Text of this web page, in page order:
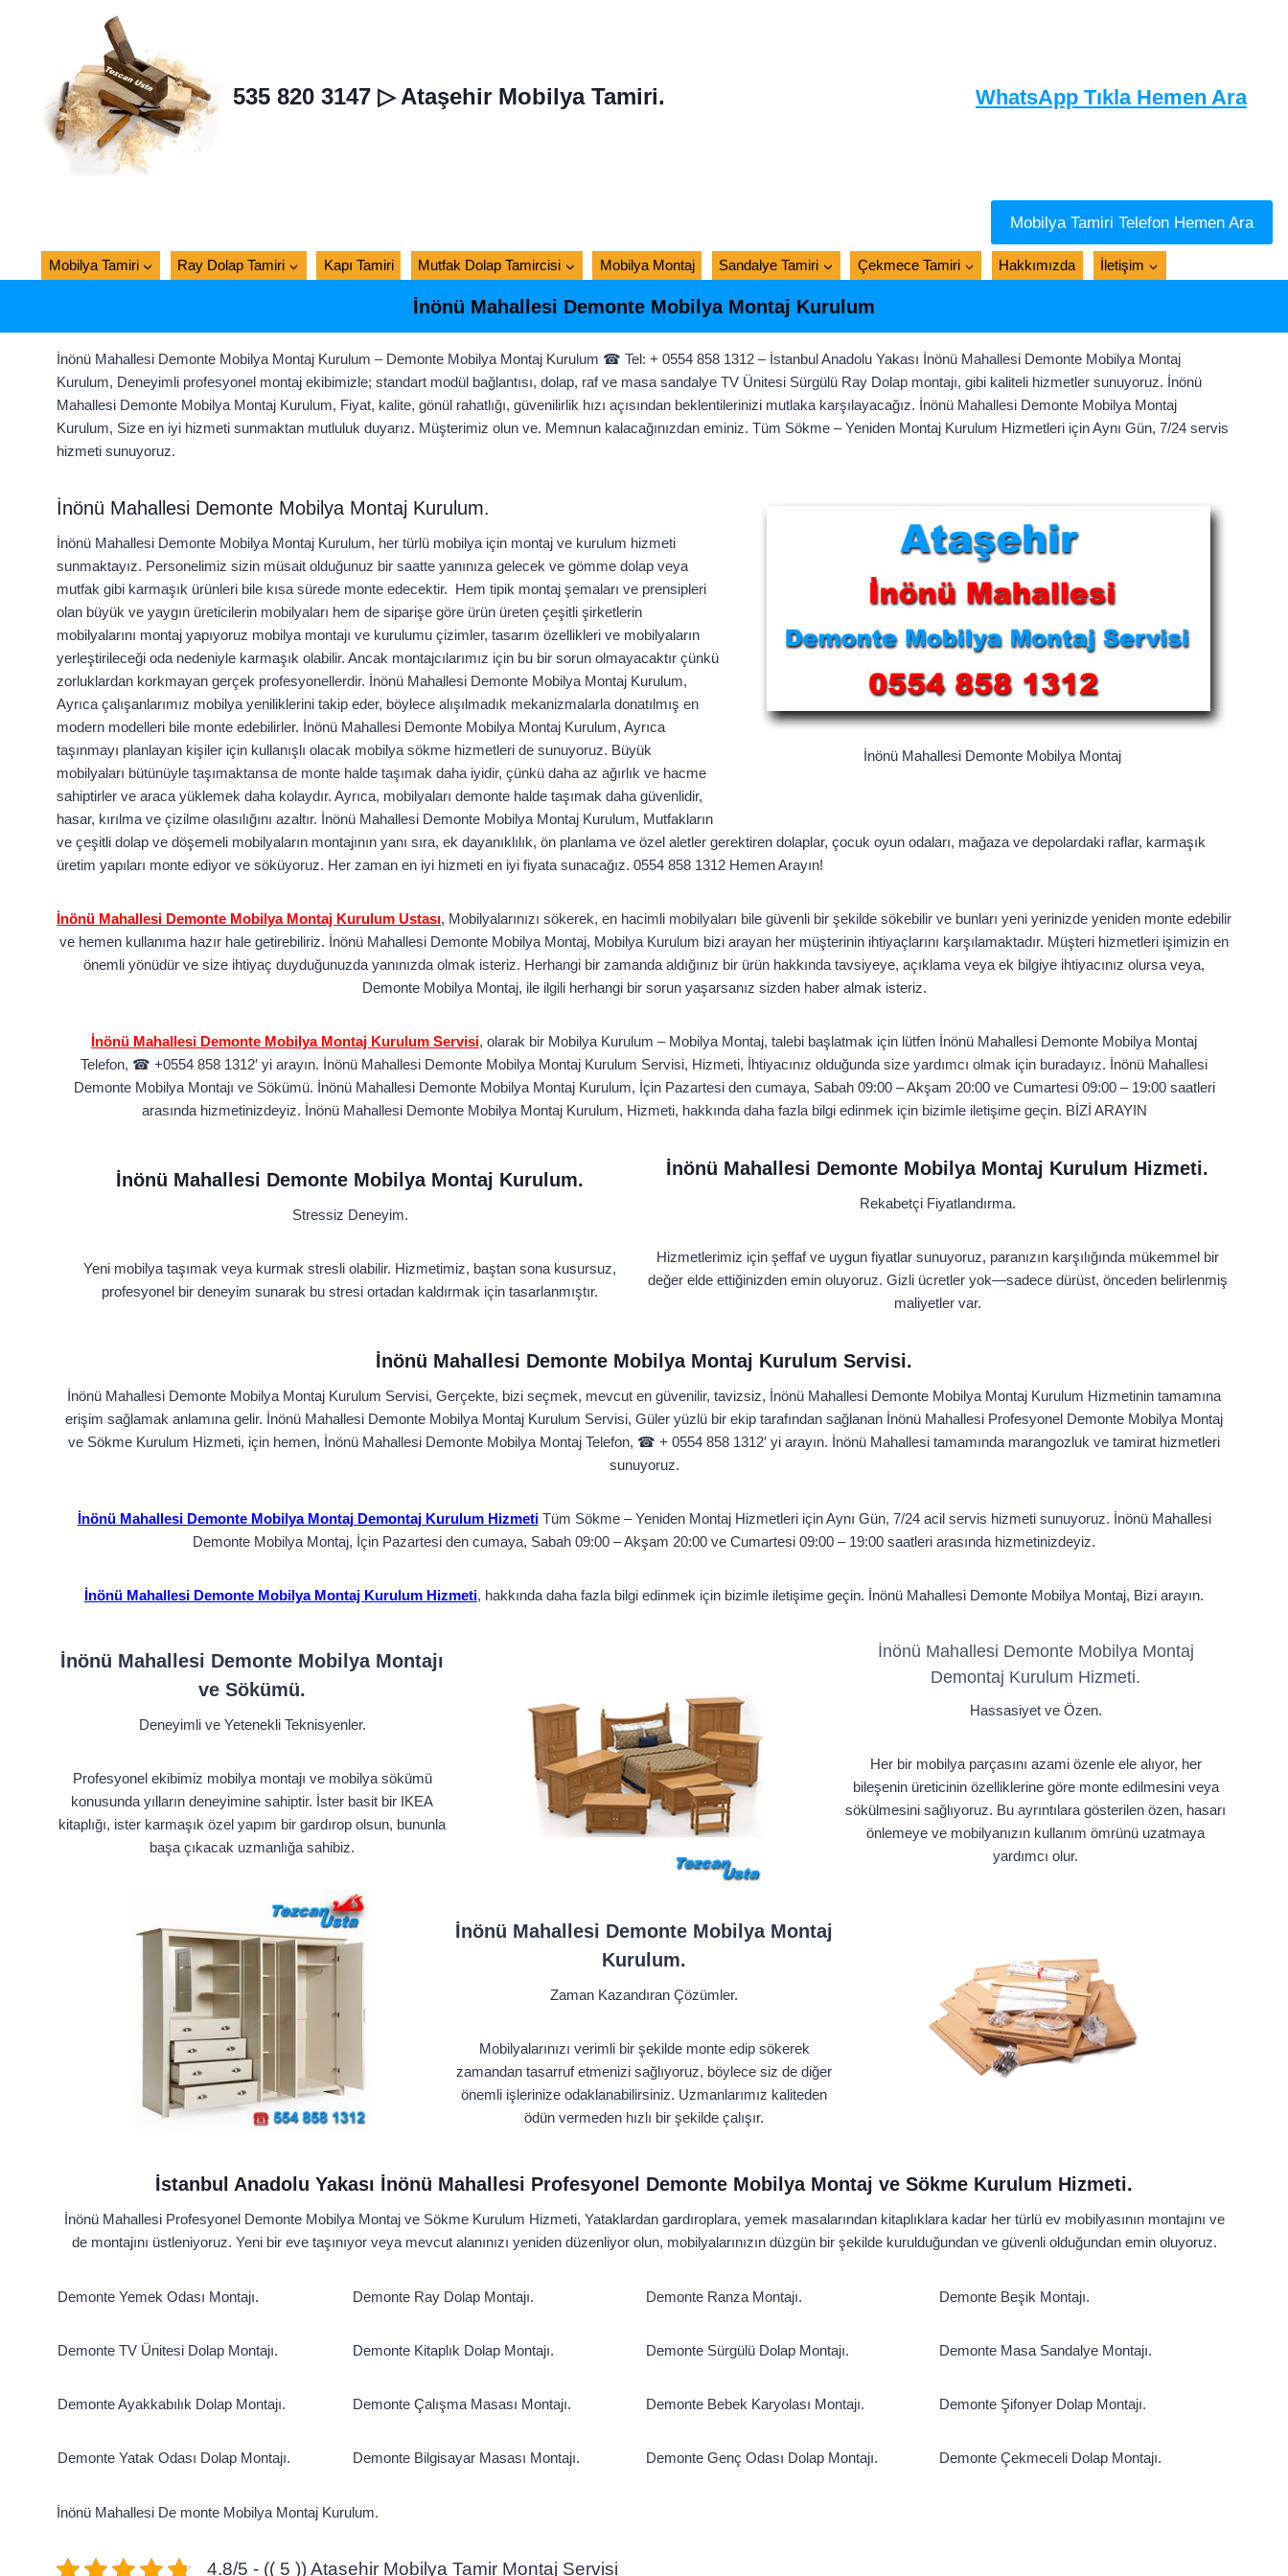
535 820 3147 ▷ Ataşehir Mobilya Tamiri. WhatsApp Tıkla Hemen Ara
Mobilya Tamiri Telefon Hemen Ara
Mobilya Tamiri Ray Dolap Tamiri Kapı Tamiri Mutfak Dolap Tamircisi Mobilya Montaj Sandalye Tamiri Çekmece Tamiri Hakkımızda İletişim
İnönü Mahallesi Demonte Mobilya Montaj Kurulum
İnönü Mahallesi Demonte Mobilya Montaj Kurulum – Demonte Mobilya Montaj Kurulum ☎ Tel: + 0554 858 1312 – İstanbul Anadolu Yakası İnönü Mahallesi Demonte Mobilya Montaj
Kurulum, Deneyimli profesyonel montaj ekibimizle; standart modül bağlantısı, dolap, raf ve masa sandalye TV Ünitesi Sürgülü Ray Dolap montajı, gibi kaliteli hizmetler sunuyoruz. İnönü
Mahallesi Demonte Mobilya Montaj Kurulum, Fiyat, kalite, gönül rahatlığı, güvenilirlik hızı açısından beklentilerinizi mutlaka karşılayacağız. İnönü Mahallesi Demonte Mobilya Montaj
Kurulum, Size en iyi hizmeti sunmaktan mutluluk duyarız. Müşterimiz olun ve. Memnun kalacağınızdan eminiz. Tüm Sökme – Yeniden Montaj Kurulum Hizmetleri için Aynı Gün, 7/24 servis
hizmeti sunuyoruz.
İnönü Mahallesi Demonte Mobilya Montaj
İnönü Mahallesi Demonte Mobilya Montaj Kurulum.
İnönü Mahallesi Demonte Mobilya Montaj Kurulum, her türlü mobilya için montaj ve kurulum hizmeti
sunmaktayız. Personelimiz sizin müsait olduğunuz bir saatte yanınıza gelecek ve gömme dolap veya
mutfak gibi karmaşık ürünleri bile kısa sürede monte edecektir. Hem tipik montaj şemaları ve prensipleri
olan büyük ve yaygın üreticilerin mobilyaları hem de siparişe göre ürün üreten çeşitli şirketlerin
mobilyalarını montaj yapıyoruz mobilya montajı ve kurulumu çizimler, tasarım özellikleri ve mobilyaların
yerleştirileceği oda nedeniyle karmaşık olabilir. Ancak montajcılarımız için bu bir sorun olmayacaktır çünkü
zorluklardan korkmayan gerçek profesyonellerdir. İnönü Mahallesi Demonte Mobilya Montaj Kurulum,
Ayrıca çalışanlarımız mobilya yeniliklerini takip eder, böylece alışılmadık mekanizmalarla donatılmış en
modern modelleri bile monte edebilirler. İnönü Mahallesi Demonte Mobilya Montaj Kurulum, Ayrıca
taşınmayı planlayan kişiler için kullanışlı olacak mobilya sökme hizmetleri de sunuyoruz. Büyük
mobilyaları bütünüyle taşımaktansa de monte halde taşımak daha iyidir, çünkü daha az ağırlık ve hacme
sahiptirler ve araca yüklemek daha kolaydır. Ayrıca, mobilyaları demonte halde taşımak daha güvenlidir,
hasar, kırılma ve çizilme olasılığını azaltır. İnönü Mahallesi Demonte Mobilya Montaj Kurulum, Mutfakların
ve çeşitli dolap ve döşemeli mobilyaların montajının yanı sıra, ek dayanıklılık, ön planlama ve özel aletler gerektiren dolaplar, çocuk oyun odaları, mağaza ve depolardaki raflar, karmaşık
üretim yapıları monte ediyor ve söküyoruz. Her zaman en iyi hizmeti en iyi fiyata sunacağız. 0554 858 1312 Hemen Arayın!
İnönü Mahallesi Demonte Mobilya Montaj Kurulum Ustası, Mobilyalarınızı sökerek, en hacimli mobilyaları bile güvenli bir şekilde sökebilir ve bunları yeni yerinizde yeniden monte edebilir
ve hemen kullanıma hazır hale getirebiliriz. İnönü Mahallesi Demonte Mobilya Montaj, Mobilya Kurulum bizi arayan her müşterinin ihtiyaçlarını karşılamaktadır. Müşteri hizmetleri işimizin en
önemli yönüdür ve size ihtiyaç duyduğunuzda yanınızda olmak isteriz. Herhangi bir zamanda aldığınız bir ürün hakkında tavsiyeye, açıklama veya ek bilgiye ihtiyacınız olursa veya,
Demonte Mobilya Montaj, ile ilgili herhangi bir sorun yaşarsanız sizden haber almak isteriz.
İnönü Mahallesi Demonte Mobilya Montaj Kurulum Servisi, olarak bir Mobilya Kurulum – Mobilya Montaj, talebi başlatmak için lütfen İnönü Mahallesi Demonte Mobilya Montaj
Telefon, ☎ +0554 858 1312′ yi arayın. İnönü Mahallesi Demonte Mobilya Montaj Kurulum Servisi, Hizmeti, İhtiyacınız olduğunda size yardımcı olmak için buradayız. İnönü Mahallesi
Demonte Mobilya Montajı ve Sökümü. İnönü Mahallesi Demonte Mobilya Montaj Kurulum, İçin Pazartesi den cumaya, Sabah 09:00 – Akşam 20:00 ve Cumartesi 09:00 – 19:00 saatleri
arasında hizmetinizdeyiz. İnönü Mahallesi Demonte Mobilya Montaj Kurulum, Hizmeti, hakkında daha fazla bilgi edinmek için bizimle iletişime geçin. BİZİ ARAYIN
İnönü Mahallesi Demonte Mobilya Montaj Kurulum.
Stressiz Deneyim.
Yeni mobilya taşımak veya kurmak stresli olabilir. Hizmetimiz, baştan sona kusursuz,
profesyonel bir deneyim sunarak bu stresi ortadan kaldırmak için tasarlanmıştır.
İnönü Mahallesi Demonte Mobilya Montaj Kurulum Hizmeti.
Rekabetçi Fiyatlandırma.
Hizmetlerimiz için şeffaf ve uygun fiyatlar sunuyoruz, paranızın karşılığında mükemmel bir
değer elde ettiğinizden emin oluyoruz. Gizli ücretler yok—sadece dürüst, önceden belirlenmiş
maliyetler var.
İnönü Mahallesi Demonte Mobilya Montaj Kurulum Servisi.
İnönü Mahallesi Demonte Mobilya Montaj Kurulum Servisi, Gerçekte, bizi seçmek, mevcut en güvenilir, tavizsiz, İnönü Mahallesi Demonte Mobilya Montaj Kurulum Hizmetinin tamamına
erişim sağlamak anlamına gelir. İnönü Mahallesi Demonte Mobilya Montaj Kurulum Servisi, Güler yüzlü bir ekip tarafından sağlanan İnönü Mahallesi Profesyonel Demonte Mobilya Montaj
ve Sökme Kurulum Hizmeti, için hemen, İnönü Mahallesi Demonte Mobilya Montaj Telefon, ☎ + 0554 858 1312′ yi arayın. İnönü Mahallesi tamamında marangozluk ve tamirat hizmetleri
sunuyoruz.
İnönü Mahallesi Demonte Mobilya Montaj Demontaj Kurulum HizmetiTüm Sökme – Yeniden Montaj Hizmetleri için Aynı Gün, 7/24 acil servis hizmeti sunuyoruz. İnönü Mahallesi
Demonte Mobilya Montaj, İçin Pazartesi den cumaya, Sabah 09:00 – Akşam 20:00 ve Cumartesi 09:00 – 19:00 saatleri arasında hizmetinizdeyiz.
İnönü Mahallesi Demonte Mobilya Montaj Kurulum Hizmeti, hakkında daha fazla bilgi edinmek için bizimle iletişime geçin. İnönü Mahallesi Demonte Mobilya Montaj, Bizi arayın.
İnönü Mahallesi Demonte Mobilya Montajı
ve Sökümü.
Deneyimli ve Yetenekli Teknisyenler.
Profesyonel ekibimiz mobilya montajı ve mobilya sökümü
konusunda yılların deneyimine sahiptir. İster basit bir IKEA
kitaplığı, ister karmaşık özel yapım bir gardırop olsun, bununla
başa çıkacak uzmanlığa sahibiz.
İnönü Mahallesi Demonte Mobilya Montaj
Kurulum.
Zaman Kazandıran Çözümler.
Mobilyalarınızı verimli bir şekilde monte edip sökerek
zamandan tasarruf etmenizi sağlıyoruz, böylece siz de diğer
önemli işlerinize odaklanabilirsiniz. Uzmanlarımız kaliteden
ödün vermeden hızlı bir şekilde çalışır.
İnönü Mahallesi Demonte Mobilya Montaj
Demontaj Kurulum Hizmeti.
Hassasiyet ve Özen.
Her bir mobilya parçasını azami özenle ele alıyor, her
bileşenin üreticinin özelliklerine göre monte edilmesini veya
sökülmesini sağlıyoruz. Bu ayrıntılara gösterilen özen, hasarı
önlemeye ve mobilyanızın kullanım ömrünü uzatmaya
yardımcı olur.
İstanbul Anadolu Yakası İnönü Mahallesi Profesyonel Demonte Mobilya Montaj ve Sökme Kurulum Hizmeti.
İnönü Mahallesi Profesyonel Demonte Mobilya Montaj ve Sökme Kurulum Hizmeti, Yataklardan gardıroplara, yemek masalarından kitaplıklara kadar her türlü ev mobilyasının montajını ve
de montajını üstleniyoruz. Yeni bir eve taşınıyor veya mevcut alanınızı yeniden düzenliyor olun, mobilyalarınızın düzgün bir şekilde kurulduğundan ve güvenli olduğundan emin oluyoruz.
Demonte Yemek Odası Montajı.
Demonte TV Ünitesi Dolap Montajı.
Demonte Ayakkabılık Dolap Montajı.
Demonte Yatak Odası Dolap Montajı.
Demonte Ray Dolap Montajı.
Demonte Kitaplık Dolap Montajı.
Demonte Çalışma Masası Montajı.
Demonte Bilgisayar Masası Montajı.
Demonte Ranza Montajı.
Demonte Sürgülü Dolap Montajı.
Demonte Bebek Karyolası Montajı.
Demonte Genç Odası Dolap Montajı.
Demonte Beşik Montajı.
Demonte Masa Sandalye Montajı.
Demonte Şifonyer Dolap Montajı.
Demonte Çekmeceli Dolap Montajı.
İnönü Mahallesi De monte Mobilya Montaj Kurulum.
4.8/5 - (( 5 )) Atasehir Mobilya Tamir Montaj Servisi